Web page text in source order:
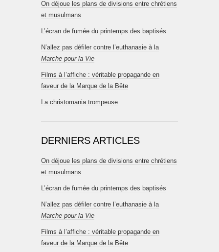
On déjoue les plans de divisions entre chrétiens
et musulmans
L’écran de fumée du printemps des baptisés
N’allez pas défiler contre l’euthanasie à la
Marche pour la Vie
Films à l’affiche : véritable propagande en
faveur de la Marque de la Bête
La christomania trompeuse
DERNIERS ARTICLES
On déjoue les plans de divisions entre chrétiens
et musulmans
L’écran de fumée du printemps des baptisés
N’allez pas défiler contre l’euthanasie à la
Marche pour la Vie
Films à l’affiche : véritable propagande en
faveur de la Marque de la Bête